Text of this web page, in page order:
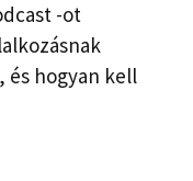
-ot
és hogyan kell